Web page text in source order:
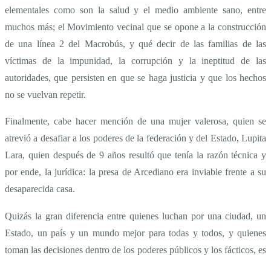
elementales como son la salud y el medio ambiente sano, entre
muchos más; el Movimiento vecinal que se opone a la construcción
de una línea 2 del Macrobús, y qué decir de las familias de las
víctimas de la impunidad, la corrupción y la ineptitud de las
autoridades, que persisten en que se haga justicia y que los hechos
no se vuelvan repetir.
Finalmente, cabe hacer mención de una mujer valerosa, quien se
atrevió a desafiar a los poderes de la federación y del Estado, Lupita
Lara, quien después de 9 años resultó que tenía la razón técnica y
por ende, la jurídica: la presa de Arcediano era inviable frente a su
desaparecida casa.
Quizás la gran diferencia entre quienes luchan por una ciudad, un
Estado, un país y un mundo mejor para todas y todos, y quienes
toman las decisiones dentro de los poderes públicos y los fácticos, es